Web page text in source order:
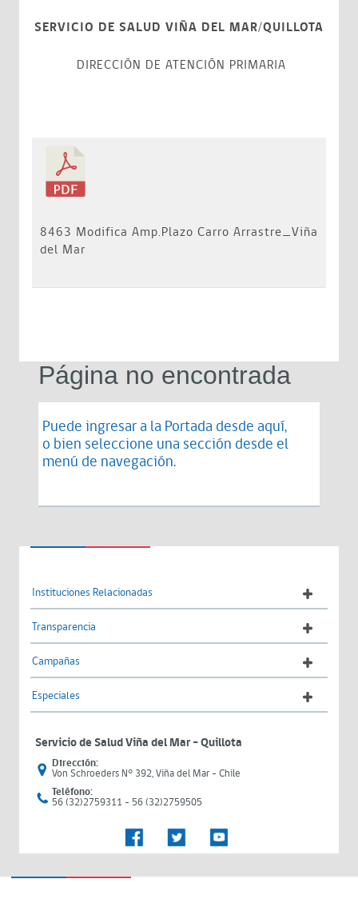
SERVICIO DE SALUD VIÑA DEL MAR/QUILLOTA
DIRECCIÓN DE ATENCIÓN PRIMARIA
8463 Modifica Amp.Plazo Carro Arrastre_Viña
del Mar
Página no encontrada
Puede ingresar a la Portada desde aquí,
o bien seleccione una sección desde el
menú de navegación.
Instituciones Relacionadas
Transparencia
Campañas
Especiales
Servicio de Salud Viña del Mar – Quillota
Dirección:
Von Schroeders N° 392, Viña del Mar - Chile
Teléfono:
56 (32)2759311 - 56 (32)2759505